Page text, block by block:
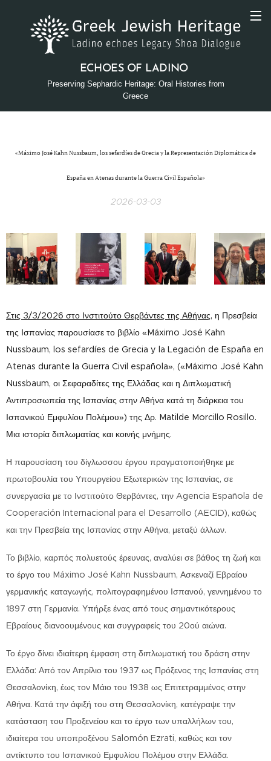
ECHOES OF LADINO
Preserving Sephardic Heritage: Oral Histories from
Greece
«Máximo José Kahn Nussbaum, los sefardíes de Grecia y la Representación Diplomática de
España en Atenas durante la Guerra Civil Española»
2026-03-03
Στις 3/3/2026 στο Ινστιτούτο Θερβάντες της Αθήνας, η Πρεσβεία
της Ισπανίας παρουσίασε το βιβλίο «Máximo José Kahn
Nussbaum, los sefardíes de Grecia y la Legación de España en
Atenas durante la Guerra Civil española», («Máximo José Kahn
Nussbaum, οι Σεφαραδίτες της Ελλάδας και η Διπλωματική
Αντιπροσωπεία της Ισπανίας στην Αθήνα κατά τη διάρκεια του
Ισπανικού Εμφυλίου Πολέμου») της Δρ. Matilde Morcillo Rosillo.
Μια ιστορία διπλωματίας και κοινής μνήμης.
Η παρουσίαση του δίγλωσσου έργου πραγματοποιήθηκε με
πρωτοβουλία του Υπουργείου Εξωτερικών της Ισπανίας, σε
συνεργασία με το Ινστιτούτο Θερβάντες, την Agencia Española de
Cooperación Internacional para el Desarrollo (AECID), καθώς
και την Πρεσβεία της Ισπανίας στην Αθήνα, μεταξύ άλλων.
Το βιβλίο, καρπός πολυετούς έρευνας, αναλύει σε βάθος τη ζωή και
το έργο του Máximo José Kahn Nussbaum, Ασκεναζί Εβραίου
γερμανικής καταγωγής, πολιτογραφημένου Ισπανού, γεννημένου το
1897 στη Γερμανία. Υπήρξε ένας από τους σημαντικότερους
Εβραίους διανοουμένους και συγγραφείς του 20ού αιώνα.
Το έργο δίνει ιδιαίτερη έμφαση στη διπλωματική του δράση στην
Ελλάδα: Από τον Απρίλιο του 1937 ως Πρόξενος της Ισπανίας στη
Θεσσαλονίκη, έως τον Μάιο του 1938 ως Επιτετραμμένος στην
Αθήνα. Κατά την άφιξή του στη Θεσσαλονίκη, κατέγραψε την
κατάσταση του Προξενείου και το έργο των υπαλλήλων του,
ιδιαίτερα του υποπροξένου Salomón Ezrati, καθώς και τον
αντίκτυπο του Ισπανικού Εμφυλίου Πολέμου στην Ελλάδα.